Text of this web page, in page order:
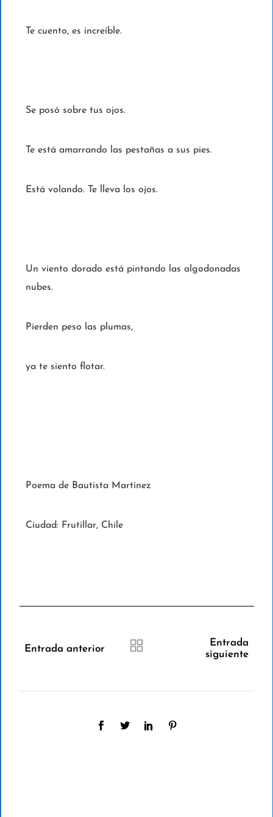
Te cuento, es increíble.
Se posó sobre tus ojos.
Te está amarrando las pestañas a sus pies.
Está volando. Te lleva los ojos.
Un viento dorado está pintando las algodonadas
nubes.
Pierden peso las plumas,
ya te siento flotar.
Poema de Bautista Martínez
Ciudad: Frutillar, Chile
Entrada anterior
Entrada
siguiente